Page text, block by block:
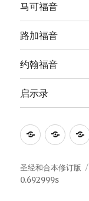
马可福音
路加福音
约翰福音
启示录
Anna's
Study
圣
和
圣经和合本修订版
0.692999s